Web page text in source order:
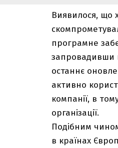
Виявилося, що
програмне
запровадивши
останнє
активно
компанії, в
організації.
Подібним
в країнах